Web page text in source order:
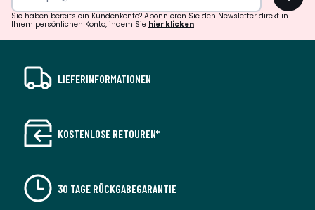
Sie haben bereits ein Kundenkonto? Abonnieren Sie den Newsletter direkt in
Ihrem persönlichen Konto, indem Sie hier klicken
LIEFERINFORMATIONEN
KOSTENLOSE RETOUREN*
30 TAGE RÜCKGABEGARANTIE